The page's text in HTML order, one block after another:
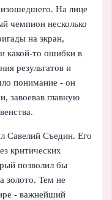
На лице
чемпион несколько
на экран,
какой-то ошибки в
результатов и
понимание - он
завоевав главную
Савелий Съедин. Его
критических
позволил бы
золото. Тем не
- важнейший